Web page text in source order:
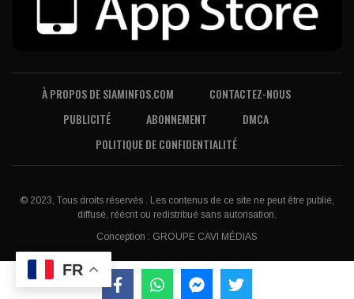
À PROPOS DE SIAMINFOS.COM
CONTACTEZ-NOUS
PUBLICITÉ
ABONNEMENT
DMCA
POLITIQUE DE CONFIDENTIALITÉ
© 2023, Tous droits réservés . Les contenus de ce site ne peut être publié,
diffusé, réécrit ou redistribué sans autorisation.
Conception : GROUPE CAVI MÉDIAS
FR